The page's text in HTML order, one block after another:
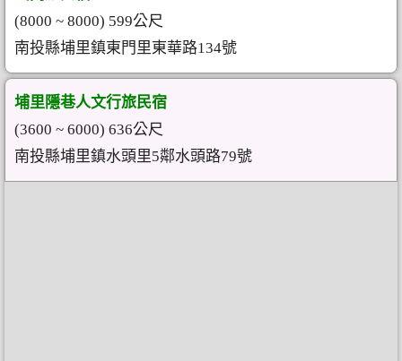
(8000 ~ 8000) 599公尺
南投縣埔里鎮東門里東華路134號
埔里隱巷人文行旅民宿
(3600 ~ 6000) 636公尺
南投縣埔里鎮水頭里5鄰水頭路79號